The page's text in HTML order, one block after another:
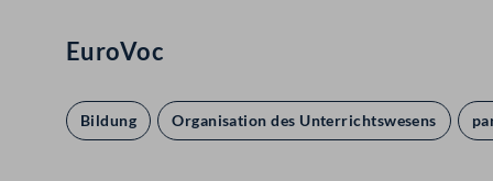
EuroVoc
Bildung Organisation des Unterrichtswesens